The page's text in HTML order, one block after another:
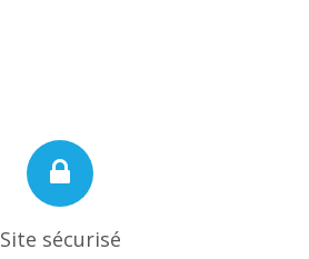
Site sécurisé